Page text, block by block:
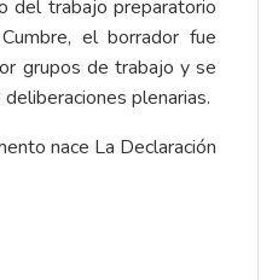
del trabajo preparatorio
el borrador fue
grupos de trabajo y se
plenarias.
nace La Declaración